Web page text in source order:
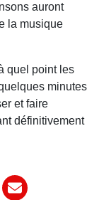
auront
la musique
quel point les
minutes
et faire
définitivement